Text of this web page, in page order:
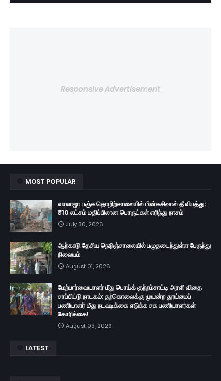
Responsive Advertisement
MOST POPULAR
வாலாஜா பஞ்சு தொழிற்சாலையில் மின்கசிவால் தீ விபத்து:
₹10 லட்சம் மதிப்பிலான பொருட்கள் எரிந்து நாசம்!
July 30, 2026
ஆற்காடு தேசிய நெடுஞ்சாலையில் பழுதடைந்துள்ள பேருந்து
நிலையம்
August 01, 2026
மேற்பார்வையாளர் மீது பொய்க் குற்றம்சாட்டி அரளி விதை
சாப்பிட்டு நாடகம்: தற்கொலைக்கு முயன்ற தூய்மைப்
பணியாளர் மீது நடவடிக்கை எடுக்க சக பணியாளர்கள்
கோரிக்கை!
August 03, 2026
LATEST